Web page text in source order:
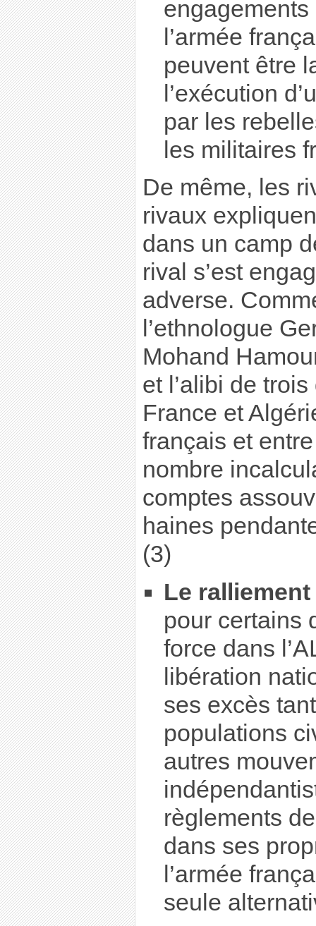
l’armée
peuvent être
l’exécution
par les
les militaires
De même, les
rivaux
dans un camp
rival s’est
adverse.
l’ethnologue
Mohand
et l’alibi de
France et
français et
nombre
comptes
haines
(3)
Le
pour certains
force dans
libération
ses excès
populations
autres
règlements
dans ses
l’armée
seule